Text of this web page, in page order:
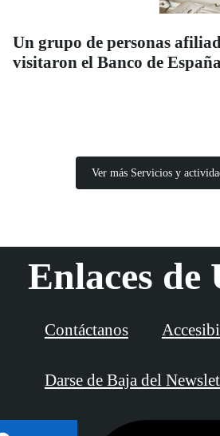
Un grupo de personas
visitaron el Banco de
Ver más Servicios y
Enlaces
Contáctanos
Darse de Baja del